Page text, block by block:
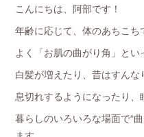
こんにちは、阿部です！
年齢に応じて、体のあちこち
よく「お肌の曲がり角」と
白髪が増えたり、昔はすん
息切れするようになったり
暮らしのいろいろな場面で“